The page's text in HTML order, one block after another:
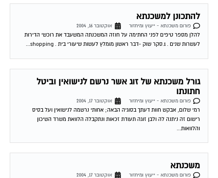
להתכונן למשכנתא
פורום משכנתא - ייעוץ ומיחזור
להלן מספר טיפים לפני החתימה על חוזה המשכנתה המשעבד את רוכשי הדירות
לעשרות שנים . 1.סקר שוק -דבר ראשון מומלץ לעשות שיעורי בית . shopping...
גורל משכנתא של זוג אשר נרשם לנישואין וביטל
חתונתו
פורום משכנתא - ייעוץ ומיחזור
רמי שלום, אבקש חוות דעתך בסוגיה הבאה; אחותי נרשמה לנישואין ועל בסיס
רישום זה ניתנה לה ולבן זוגה תעודת זכאות ונתקבלה הלוואת משרד השיכון
והלוואות...
משכנתא
פורום משכנתא - ייעוץ ומיחזור
שלום לרמי. אני שוקל לקחת משכנתא לצורך קניית הדירה. כיום עם הריביות במשק